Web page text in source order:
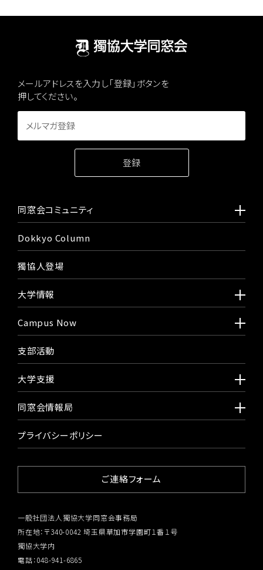
メールアドレスを入力し「登録」ボタンを
押してください。
同窓会コミュニティ
Dokkyo Column
獨協人登場
大学情報
Campus Now
支部活動
大学支援
同窓会情報局
プライバシーポリシー
ご連絡フォーム
一般社団法人獨協大学同窓会事務局
所在地：〒340-0042 埼玉県草加市学園町１番１号
獨協大学内
電話：048-941-6865